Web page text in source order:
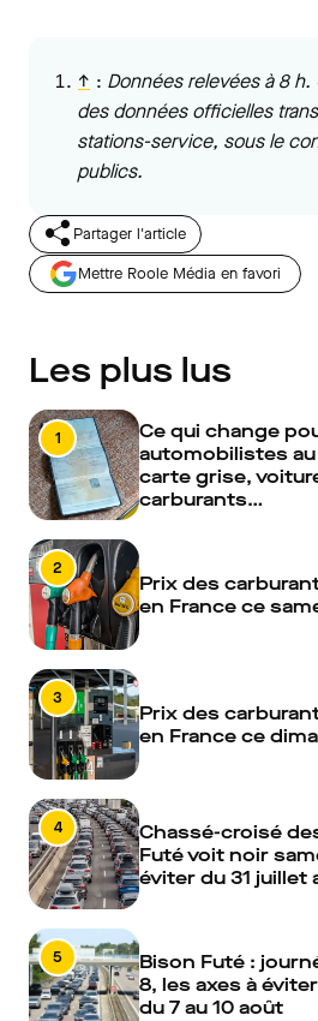
↑ : Données relevées à 8
des données officielles
stations-service, sous le
publics.
Partager l'article
Mettre Roole Média en favori
Les plus lus
1
Ce qui change
automobilistes au
carte grise,
carburants…
2
Prix des
en France ce
3
Prix des
en France ce
4
Chassé-croisé
Futé voit noir
éviter du 31 juillet
5
Bison Futé :
8, les axes à
du 7 au 10 août